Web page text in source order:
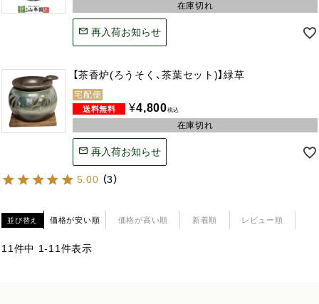
在庫切れ
再入荷お知らせ
【茶香炉(ろうそく、茶葉セット)】緑草
宅配便
¥4,800税込
在庫切れ
再入荷お知らせ
5.00 （3）
並び替え 価格が安い順 価格が高い順 新着順 レビュー順
11件中 1-11件表示